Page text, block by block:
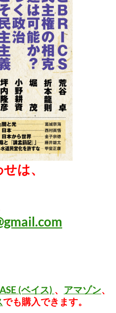
は、
(ベイス) 、 アマゾン、
でも購入できます。